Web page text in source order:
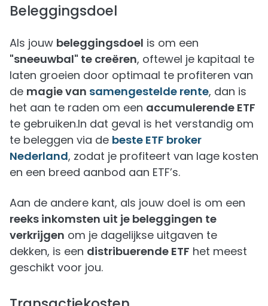
Beleggingsdoel
Als jouw beleggingsdoel is om een
"sneeuwbal" te creëren, oftewel je kapitaal te
laten groeien door optimaal te profiteren van
de magie van samengestelde rente, dan is
het aan te raden om een accumulerende ETF
te gebruiken.In dat geval is het verstandig om
te beleggen via de beste ETF broker
Nederland, zodat je profiteert van lage kosten
en een breed aanbod aan ETF’s.
Aan de andere kant, als jouw doel is om een
reeks inkomsten uit je beleggingen te
verkrijgen om je dagelijkse uitgaven te
dekken, is een distribuerende ETF het meest
geschikt voor jou.